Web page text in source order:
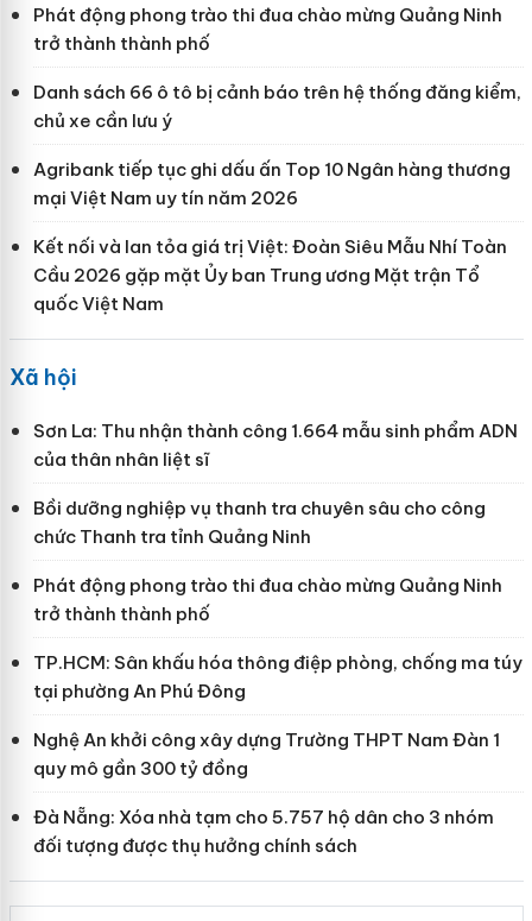
Phát động phong trào thi đua chào mừng Quảng Ninh
trở thành thành phố
Danh sách 66 ô tô bị cảnh báo trên hệ thống đăng kiểm,
chủ xe cần lưu ý
Agribank tiếp tục ghi dấu ấn Top 10 Ngân hàng thương
mại Việt Nam uy tín năm 2026
Kết nối và lan tỏa giá trị Việt: Đoàn Siêu Mẫu Nhí Toàn
Cầu 2026 gặp mặt Ủy ban Trung ương Mặt trận Tổ
quốc Việt Nam
Xã hội
Sơn La: Thu nhận thành công 1.664 mẫu sinh phẩm ADN
của thân nhân liệt sĩ
Bồi dưỡng nghiệp vụ thanh tra chuyên sâu cho công
chức Thanh tra tỉnh Quảng Ninh
Phát động phong trào thi đua chào mừng Quảng Ninh
trở thành thành phố
TP.HCM: Sân khấu hóa thông điệp phòng, chống ma túy
tại phường An Phú Đông
Nghệ An khởi công xây dựng Trường THPT Nam Đàn 1
quy mô gần 300 tỷ đồng
Đà Nẵng: Xóa nhà tạm cho 5.757 hộ dân cho 3 nhóm
đối tượng được thụ hưởng chính sách